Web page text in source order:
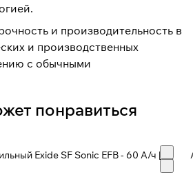
и производительность в
и производственных
с обычными
понравиться
Exide SF Sonic EFB - 60 А/ч [-+]